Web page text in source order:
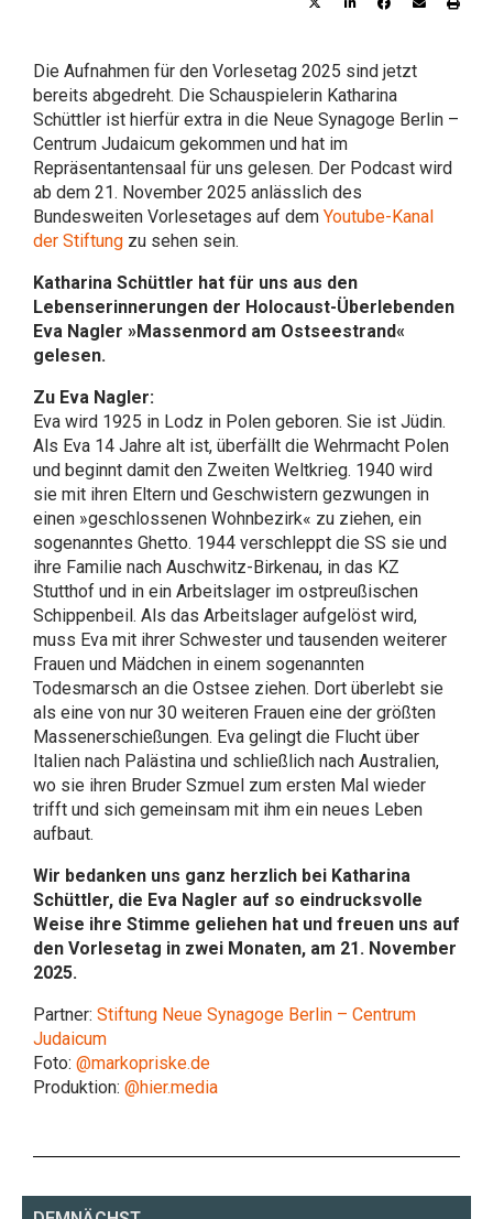
Die Aufnahmen für den Vorlesetag 2025 sind jetzt
bereits abgedreht. Die Schauspielerin Katharina
Schüttler ist hierfür extra in die Neue Synagoge Berlin –
Centrum Judaicum gekommen und hat im
Repräsentantensaal für uns gelesen. Der Podcast wird
ab dem 21. November 2025 anlässlich des
Bundesweiten Vorlesetages auf dem Youtube-Kanal
der Stiftung zu sehen sein.
Katharina Schüttler hat für uns aus den
Lebenserinnerungen der Holocaust-Überlebenden
Eva Nagler »Massenmord am Ostseestrand«
gelesen.
Zu Eva Nagler:
Eva wird 1925 in Lodz in Polen geboren. Sie ist Jüdin.
Als Eva 14 Jahre alt ist, überfällt die Wehrmacht Polen
und beginnt damit den Zweiten Weltkrieg. 1940 wird
sie mit ihren Eltern und Geschwistern gezwungen in
einen »geschlossenen Wohnbezirk« zu ziehen, ein
sogenanntes Ghetto. 1944 verschleppt die SS sie und
ihre Familie nach Auschwitz-Birkenau, in das KZ
Stutthof und in ein Arbeitslager im ostpreußischen
Schippenbeil. Als das Arbeitslager aufgelöst wird,
muss Eva mit ihrer Schwester und tausenden weiterer
Frauen und Mädchen in einem sogenannten
Todesmarsch an die Ostsee ziehen. Dort überlebt sie
als eine von nur 30 weiteren Frauen eine der größten
Massenerschießungen. Eva gelingt die Flucht über
Italien nach Palästina und schließlich nach Australien,
wo sie ihren Bruder Szmuel zum ersten Mal wieder
trifft und sich gemeinsam mit ihm ein neues Leben
aufbaut.
Wir bedanken uns ganz herzlich bei Katharina
Schüttler, die Eva Nagler auf so eindrucksvolle
Weise ihre Stimme geliehen hat und freuen uns auf
den Vorlesetag in zwei Monaten, am 21. November
2025.
Partner: Stiftung Neue Synagoge Berlin – Centrum
Judaicum
Foto: @markopriske.de
Produktion: @hier.media